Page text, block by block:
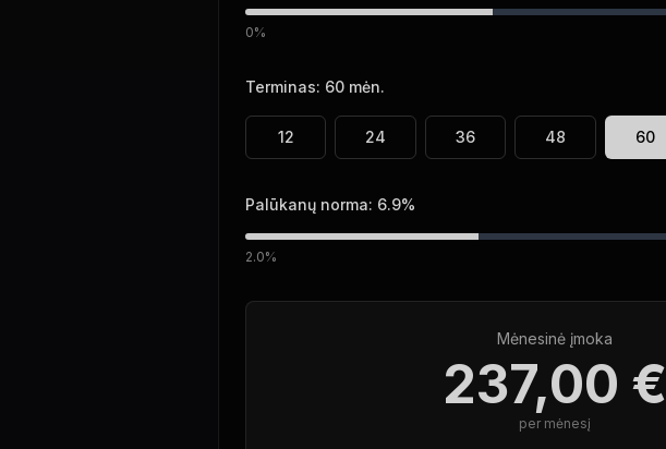
0%
Terminas: 60 mėn.
12 24 36 48 60
Palūkanų norma: 6.9%
2.0%
Mėnesinė įmoka
237,00 €
per mėnesį